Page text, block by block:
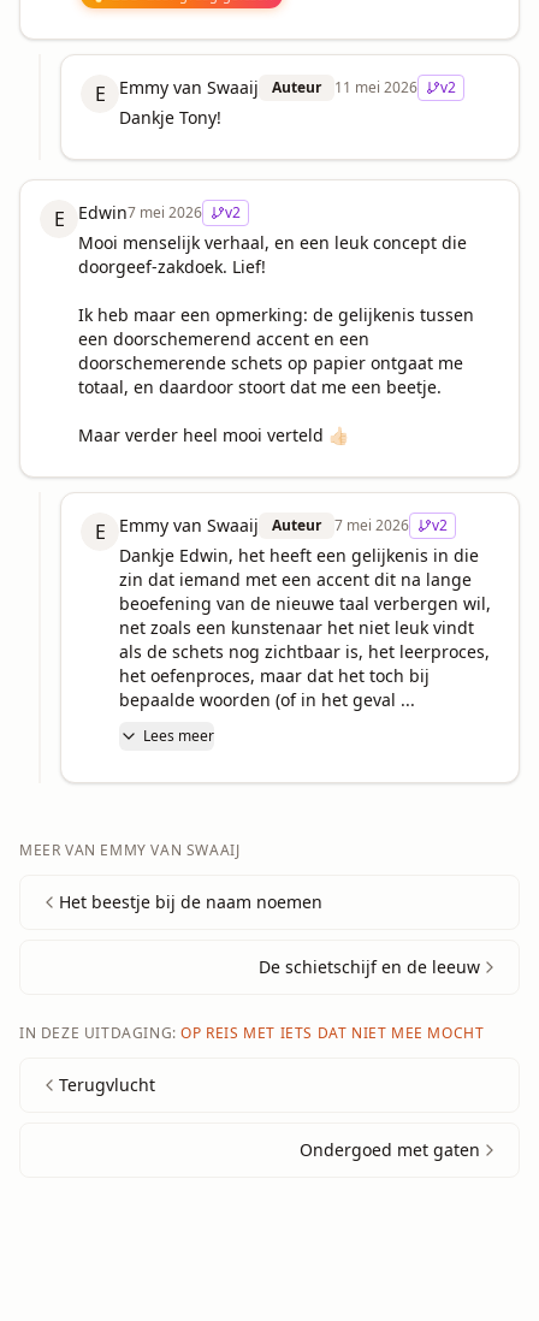
E Emmy van Swaaij Auteur 11 mei 2026 v2
Dankje Tony!
E Edwin7 mei 2026 v2
Mooi menselijk verhaal, en een leuk concept die
doorgeef-zakdoek. Lief!
Ik heb maar een opmerking: de gelijkenis tussen
een doorschemerend accent en een
doorschemerende schets op papier ontgaat me
totaal, en daardoor stoort dat me een beetje.
Maar verder heel mooi verteld 👍🏻
E Emmy van Swaaij Auteur 7 mei 2026 v2
Dankje Edwin, het heeft een gelijkenis in die
zin dat iemand met een accent dit na lange
beoefening van de nieuwe taal verbergen wil,
net zoals een kunstenaar het niet leuk vindt
als de schets nog zichtbaar is, het leerproces,
het oefenproces, maar dat het toch bij
bepaalde woorden (of in het geval ...
Lees meer
MEER VAN EMMY VAN SWAAIJ
Het beestje bij de naam noemen
De schietschijf en de leeuw
IN DEZE UITDAGING: OP REIS MET IETS DAT NIET MEE MOCHT
Terugvlucht
Ondergoed met gaten